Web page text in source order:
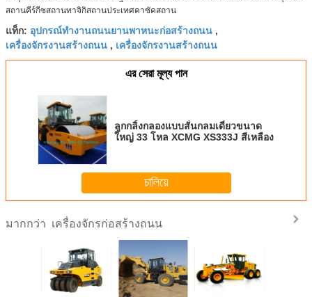
สถานคีร์กีซสถานทาจิกิสถานประเทศคาซัคสถาน
แท็ก: อุปกรณ์ทำงานถนนยานพาหนะก่อสร้างถนน ,
เครื่องจักรงานสร้างถนน , เครื่องจักรงานสร้างถนน
এর সেরা মূল্য পান
ลูกกลิ้งกลองแบบสั่นกลมเดี่ยวขนาด
ใหญ่ 33 โหล XCMG XS333J สีเหลือง
চালিয়ে
มากกว่า เครื่องจักรก่อสร้างถนน